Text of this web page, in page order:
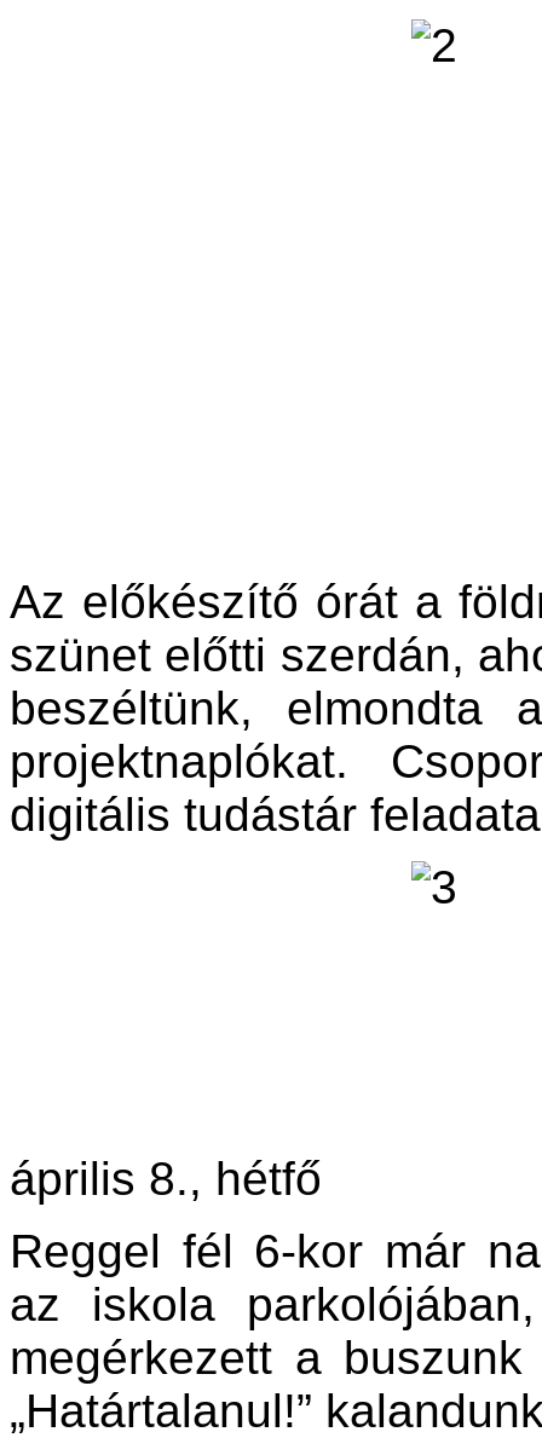
Az előkészítő órát a
szünet előtti szerdán,
beszéltünk, elmondta
projektnaplókat.
digitális tudástár
április 8., hétfő
Reggel fél 6-kor már
az iskola
megérkezett a
„Határtalanul!”